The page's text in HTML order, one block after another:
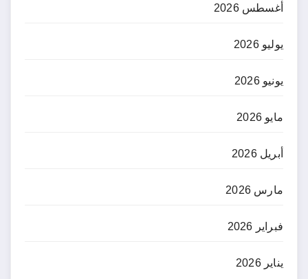
أغسطس 2026
يوليو 2026
يونيو 2026
مايو 2026
أبريل 2026
مارس 2026
فبراير 2026
يناير 2026